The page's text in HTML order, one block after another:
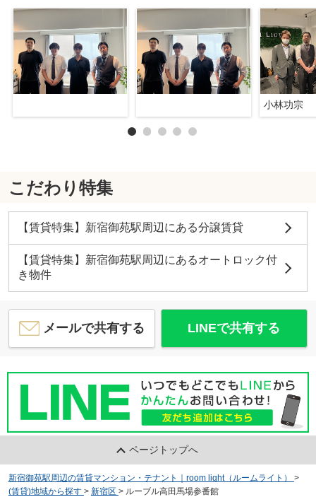
小林功宗
こだわり特集
【賃貸特集】新宿御苑駅周辺にある分譲賃貸
【賃貸特集】新宿御苑駅周辺にあるオートロック付
き物件
メールで共有する LINEで共有する
ページトップへ
新宿御苑駅周辺の賃貸マンション・テナント｜room light（ルームライト）
>
(賃貸)地域から探す > 新宿区 > ルーブル高田馬場参番館